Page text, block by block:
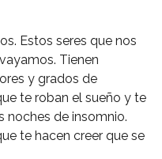
Estos seres que nos
Tienen
y grados de
te roban el sueño y te
noches de insomnio.
te hacen creer que se